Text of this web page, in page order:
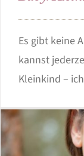
Es gibt keine
kannst
Kleinkind –